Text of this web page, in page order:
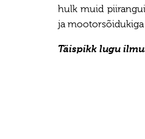
hulk muid
ja mootorsõidukiga
Täispikk lugu